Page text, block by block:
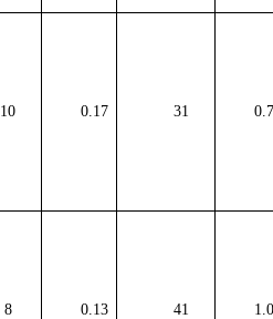
10 0.17 31
8 0.13 41